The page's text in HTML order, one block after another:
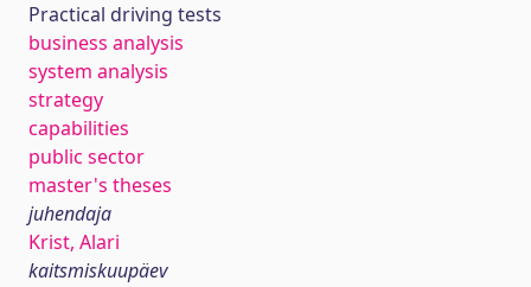
Practical driving tests
business analysis
system analysis
strategy
capabilities
public sector
master's theses
juhendaja
Krist, Alari
kaitsmiskuupäev